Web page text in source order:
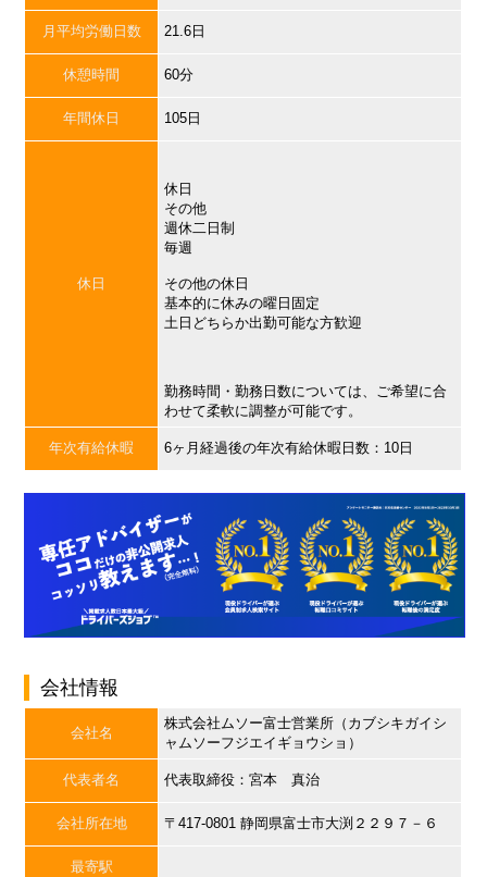
月平均労働日数 21.6日
休憩時間 60分
年間休日 105日
休日
休日
その他
週休二日制
毎週
その他の休日
基本的に休みの曜日固定
土日どちらか出勤可能な方歓迎
勤務時間・勤務日数については、ご希望に合
わせて柔軟に調整が可能です。
年次有給休暇 6ヶ月経過後の年次有給休暇日数：10日
会社情報
会社名
株式会社ムソー富士営業所（カブシキガイシ
ャムソーフジエイギョウショ）
代表者名 代表取締役：宮本 真治
会社所在地 〒417-0801 静岡県富士市大渕２２９７－６
最寄駅